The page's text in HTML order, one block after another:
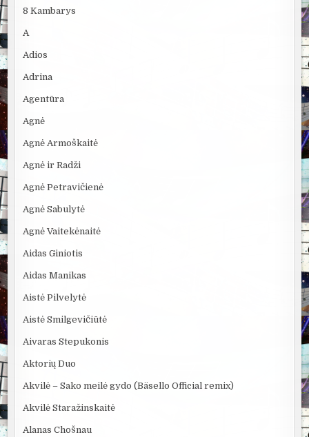
8 Kambarys
A
Adios
Adrina
Agentūra
Agnė
Agnė Armoškaitė
Agnė ir Radži
Agnė Petravičienė
Agnė Sabulytė
Agnė Vaitekėnaitė
Aidas Giniotis
Aidas Manikas
Aistė Pilvelytė
Aistė Smilgevičiūtė
Aivaras Stepukonis
Aktorių Duo
Akvilė – Sako meilė gydo (Bäsello Official remix)
Akvilė Staražinskaitė
Alanas Chošnau